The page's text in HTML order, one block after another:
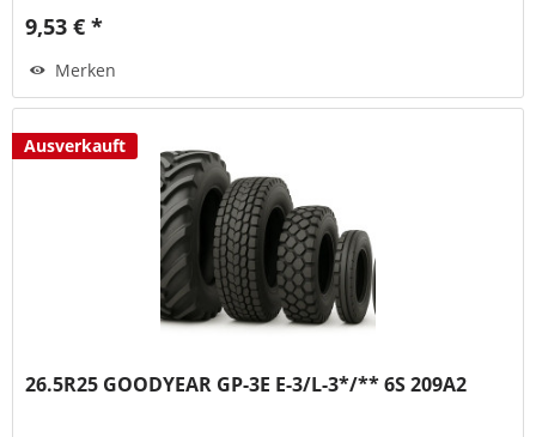
9,53 € *
Merken
Ausverkauft
26.5R25 GOODYEAR GP-3E E-3/L-3*/** 6S 209A2